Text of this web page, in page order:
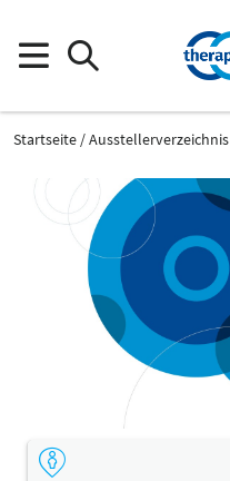
Startseite Ausstellerverzeichnis